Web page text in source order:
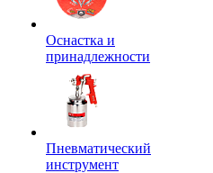
Оснастка и
принадлежности
Пневматический
инструмент